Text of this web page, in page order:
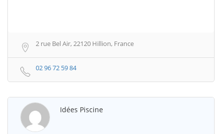
2 rue Bel Air, 22120 Hillion, France
02 96 72 59 84
Idées Piscine